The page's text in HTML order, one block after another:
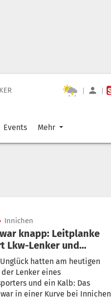
| |
Events Mehr
Innichen
Lkw-Lenker und
vor Absturz
hatten am heutigen
Lenker eines
und ein Kalb: Das
war in einer Kurve bei Innichen